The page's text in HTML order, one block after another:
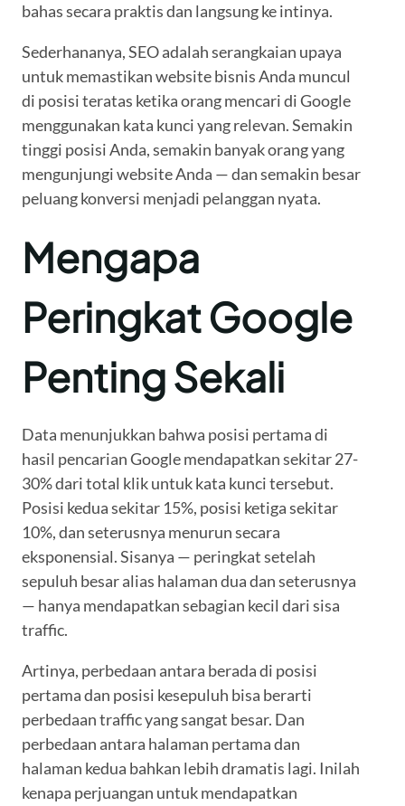
bahas secara praktis dan langsung ke intinya.
Sederhananya, SEO adalah serangkaian upaya
untuk memastikan website bisnis Anda muncul
di posisi teratas ketika orang mencari di Google
menggunakan kata kunci yang relevan. Semakin
tinggi posisi Anda, semakin banyak orang yang
mengunjungi website Anda — dan semakin besar
peluang konversi menjadi pelanggan nyata.
Mengapa
Peringkat Google
Penting Sekali
Data menunjukkan bahwa posisi pertama di
hasil pencarian Google mendapatkan sekitar 27-
30% dari total klik untuk kata kunci tersebut.
Posisi kedua sekitar 15%, posisi ketiga sekitar
10%, dan seterusnya menurun secara
eksponensial. Sisanya — peringkat setelah
sepuluh besar alias halaman dua dan seterusnya
— hanya mendapatkan sebagian kecil dari sisa
traffic.
Artinya, perbedaan antara berada di posisi
pertama dan posisi kesepuluh bisa berarti
perbedaan traffic yang sangat besar. Dan
perbedaan antara halaman pertama dan
halaman kedua bahkan lebih dramatis lagi. Inilah
kenapa perjuangan untuk mendapatkan